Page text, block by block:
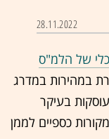
28.11.2022
של הלמ"ס
במהירות במדרג
בעיקר
כספיים לממן